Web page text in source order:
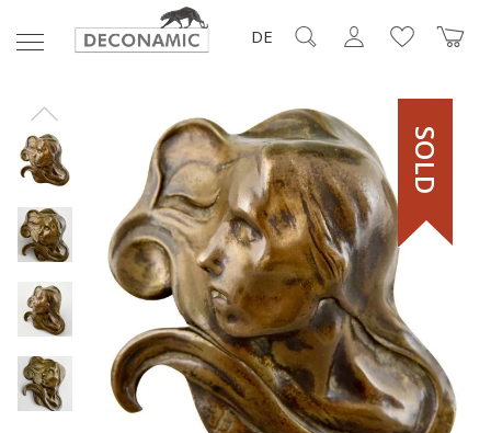
DE
SOLD